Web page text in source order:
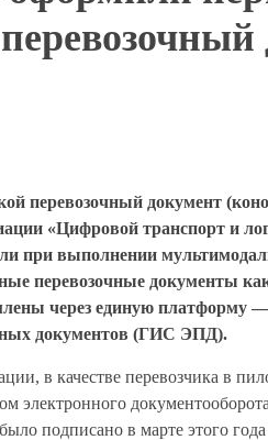
перевозочный документ
«Цифровой транспорт и
при выполнении
перевозочные документы
через единую платформу
документов (ГИС ЭПД).
в качестве перевозчика в
электронного
подписано в марте этого года